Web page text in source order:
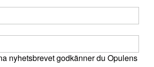
nyhetsbrevet godkänner du Opulens